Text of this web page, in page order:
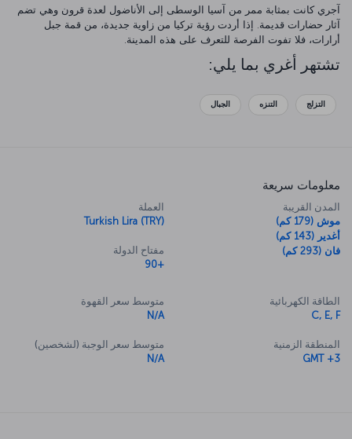
آجري كانت بمثابة ممر من آسيا الوسطى إلى الأناضول لعدة قرون وهي تضم
آثار حضارات قديمة. إذا أردت رؤية تركيا من زاوية جديدة، من قمة جبل
أرارات، فلا تفوت الفرصة للتعرف على هذه المدينة.
تشتهر أغري بما يلي:
التزلج التنزه الجبال
معلومات سريعة
المدن القريبة
موش (179 كم)
أغدير (143 كم)
فان (293 كم)
العملة
Turkish Lira (TRY)
مفتاح الدولة
+90
الطاقة الكهربائية
C, E, F
المنطقة الزمنية
GMT +3
متوسط سعر القهوة
N/A
متوسط سعر الوجبة (لشخصين)
N/A